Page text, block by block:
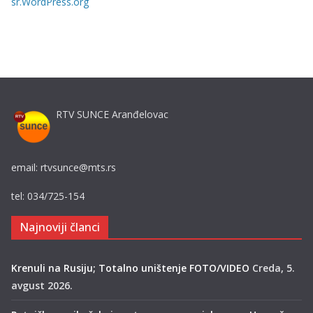
e
RTV SUNCE Aranđelovac
email: rtvsunce@mts.rs
tel: 034/725-154
Najnoviji članci
Krenuli na Rusiju; Totalno uništenje FOTO/VIDEO Creda, 5.
avgust 2026.